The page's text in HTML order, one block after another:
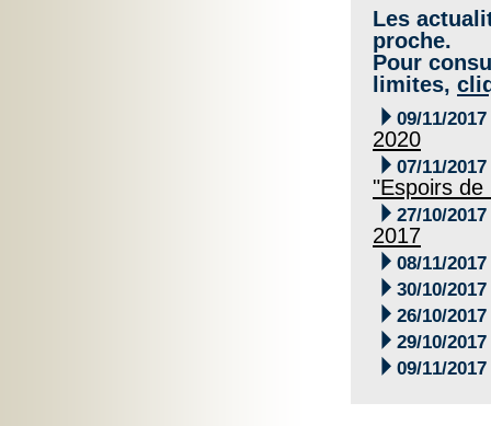
Les
proche.
Pour
limites,
 09/11/2017
2020
 07/11/2017
"Espoirs de
 27/10/2017
2017
 08/11/2017
 30/10/2017
 26/10/2017
 29/10/2017
 09/11/2017